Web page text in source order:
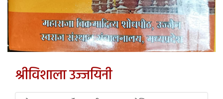
श्रीविशाला उज्जयिनी